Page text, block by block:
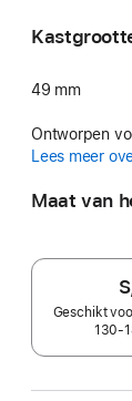
49 mm
Ontworpen
Lees meer
Maat van
Geschikt
130-